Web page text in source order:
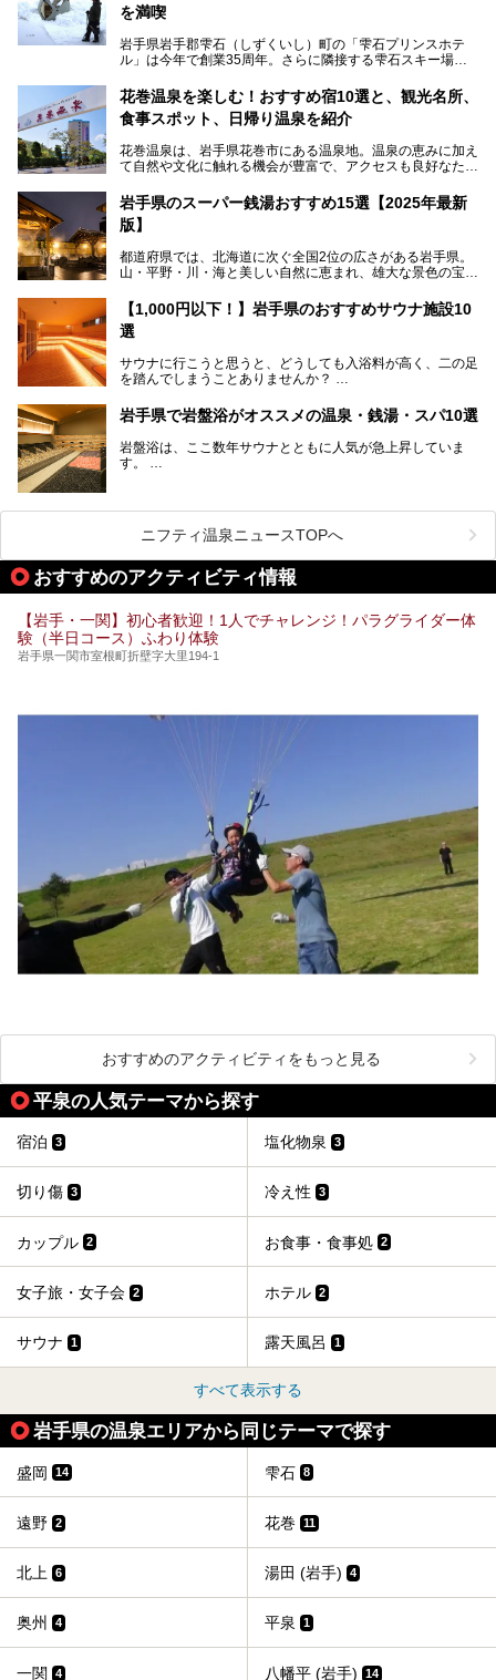
を満喫
岩手県岩手郡雫石（しずくいし）町の「雫石プリンスホテ
ル」は今年で創業35周年。さらに隣接する雫石スキー場は
の後"）の充実をはかり、テーマをSNOW（雪）＋NOVA
（新星）で「SNØVA（スノーヴァ）」としました！
喫できるパウダースノーの雫石。というわけで、「雫石プリ
ンスホテル」にお出かけして楽しめるアクティビティや温泉
───
提供元：株式会社西武・プリンスホテルズワールドワイド
この記事は雫石プリンスホテルのPR記事です。
花巻温泉を楽しむ！おすすめ宿10選と、観光名所、
食事スポット、日帰り温泉を紹介
花巻温泉は、岩手県花巻市にある温泉地。温泉の恵みに加え
て自然や文化に触れる機会が豊富で、アクセスも良好なた
この記事では、花巻温泉の魅力、おすすめの宿・注目すべき
観光スポット・味わい深い食事処・気軽に立ち寄れる日帰り
花巻温泉での日常を忘れられる特別な体験を通じて、いつも
岩手県のスーパー銭湯おすすめ15選【2025年最新
版】
都道府県では、北海道に次ぐ全国2位の広さがある岩手県。
山・平野・川・海と美しい自然に恵まれ、雄大な景色の宝庫
三陸の魚介類などの岩手グルメは全国に知られていますね。
大自然に囲まれた岩手県には、温泉が多く湧き出していま
す。今回は、岩手県でおすすめのスーパー銭湯をご紹介しま
【1,000円以下！】岩手県のおすすめサウナ施設10
選
サウナに行こうと思うと、どうしても入浴料が高く、二の足
を踏んでしまうことありませんか？
そこで値段を抑えた格安でお風呂とサウナを満喫できる充実
の施設を紹介します！
サクッと、月何回もサウナを楽しみたい人にとってはピッタ
リの場所ばかりなんですよ。
岩手県で岩盤浴がオススメの温泉・銭湯・スパ10選
岩盤浴は、ここ数年サウナとともに人気が急上昇していま
す。
今回は、岩手県でおすすめの温泉、銭湯、スパにある岩盤浴
を紹介します！
温度も低めなので、暑いのが苦手な人でも大満足な施設です
ニフティ温泉ニュースTOPへ
おすすめのアクティビティ情報
【岩手・一関】初心者歓迎！1人でチャレンジ！パラグライダー体
験（半日コース）ふわり体験
岩手県一関市室根町折壁字大里194-1
おすすめのアクティビティをもっと見る
平泉の人気テーマから探す
宿泊 3 塩化物泉 3
切り傷 3 冷え性 3
カップル 2 お食事・食事処 2
女子旅・女子会 2 ホテル 2
サウナ 1 露天風呂 1
すべて表示する
岩手県の温泉エリアから同じテーマで探す
盛岡 14 雫石 8
遠野 2 花巻 11
北上 6 湯田 (岩手) 4
奥州 4 平泉 1
一関 4 八幡平 (岩手) 14